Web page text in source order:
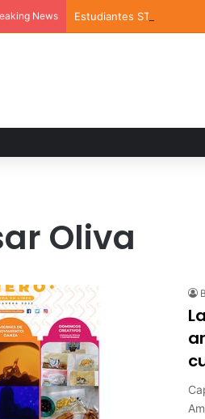
News Estudiantes STEM de la
Oliva